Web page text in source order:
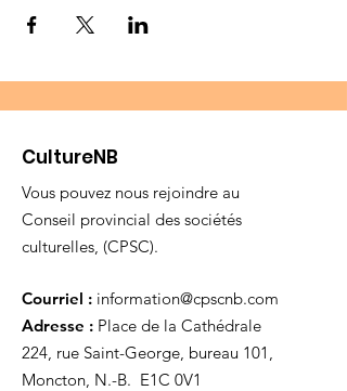
CultureNB
Vous pouvez nous rejoindre au
Conseil provincial des sociétés
culturelles, (CPSC).
Courriel : information@cpscnb.com
Adresse : Place de la Cathédrale
224, rue Saint-George, bureau 101,
Moncton, N.-B. E1C 0V1